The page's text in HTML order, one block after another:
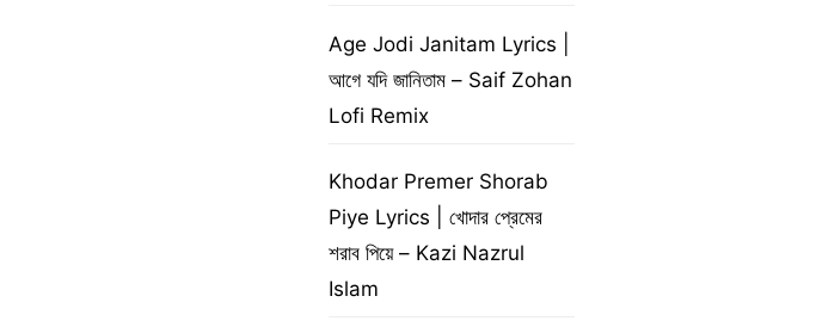
Age Jodi Janitam Lyrics |
আগে যদি জানিতাম – Saif Zohan
Lofi Remix
Khodar Premer Shorab
Piye Lyrics | খোদার প্রেমের
শরাব পিয়ে – Kazi Nazrul
Islam